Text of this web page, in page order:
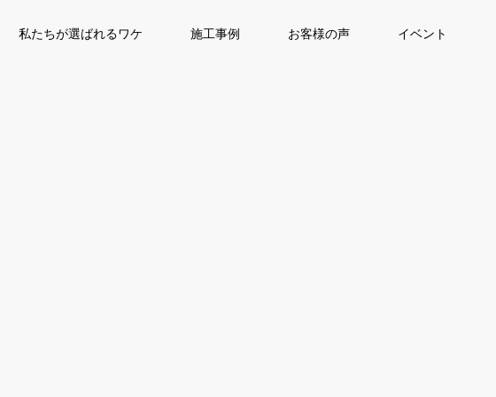
私たちが選ばれるワケ 施工事例 お客様の声 イベント